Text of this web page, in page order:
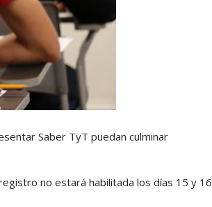
Saber TyT puedan culminar
no estará habilitada los días 15 y 16